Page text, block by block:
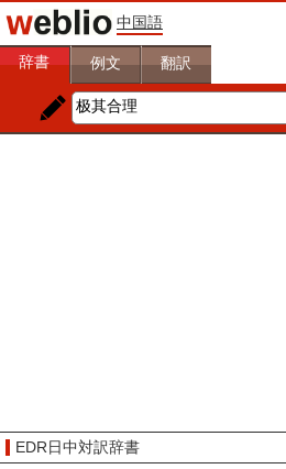
中国語
辞書 例文 翻訳
EDR日中対訳辞書